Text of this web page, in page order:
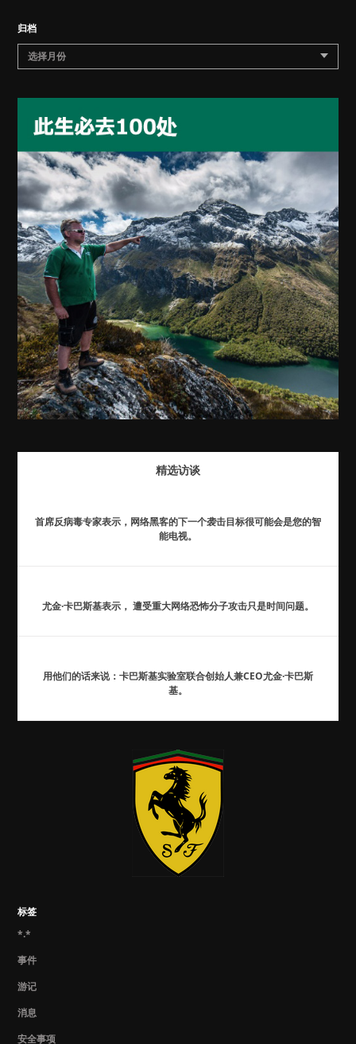
归档
选择月份
精选访谈
首席反病毒专家表示，网络黑客的下一个袭击目标很可能会是您的智
能电视。
尤金·卡巴斯基表示， 遭受重大网络恐怖分子攻击只是时间问题。
用他们的话来说：卡巴斯基实验室联合创始人兼CEO尤金·卡巴斯
基。
标签
*.*
事件
游记
消息
安全事项